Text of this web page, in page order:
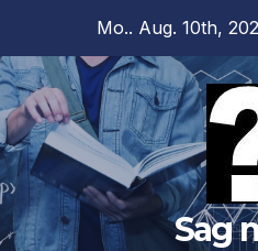
springen
Mo.. Aug. 10th,
Sag